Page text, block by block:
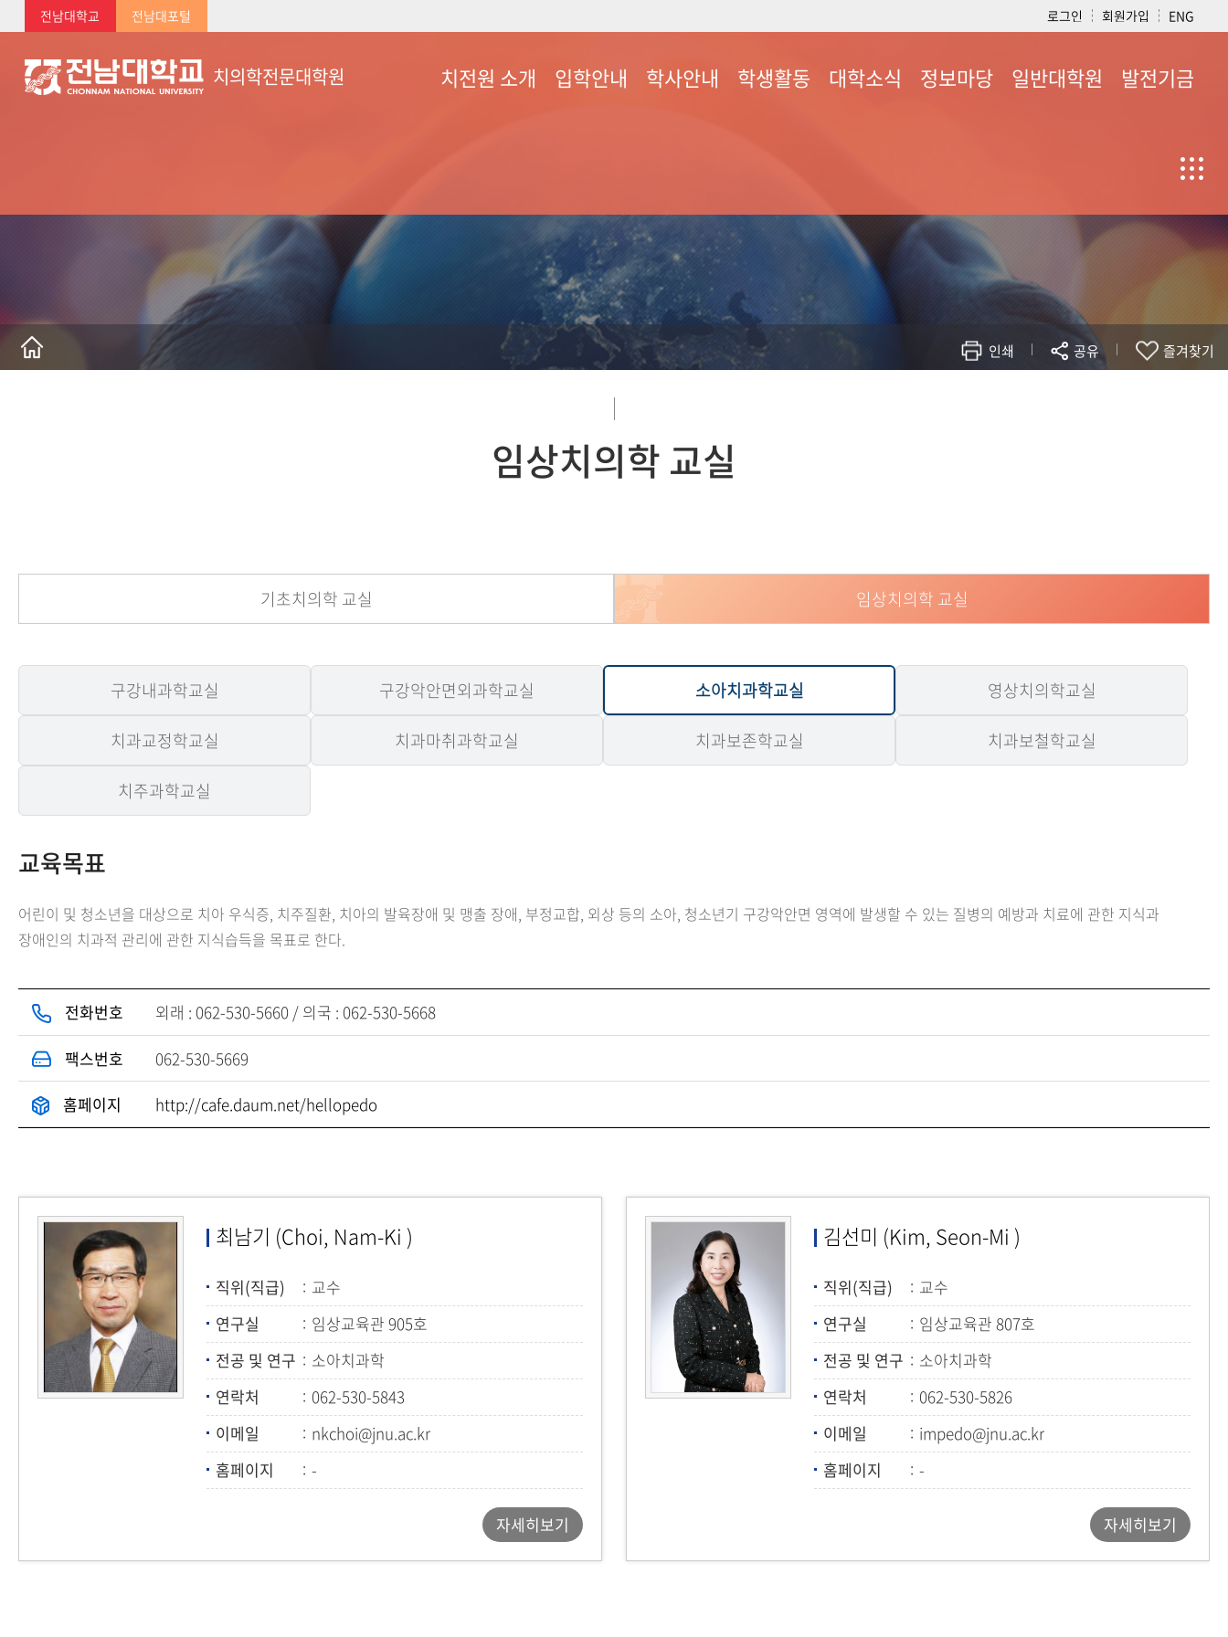
전남대학교 전남대포털 로그인 회원가입 ENG
치의학전문대학원 치전원 소개
연혁
찾아오시는길
입학안내 학사안내
장학금정보
학생활동
학생봉사실적
학생건강검진
대학소식
용봉치인소식
소식지
정보마당
규정 및 지침
자료실
일반대학원
대학원 현황
대학원 학사일정
발전기금
모금액 및 활용실적
인쇄 공유 즐겨찾기
임상치의학 교실
기초치의학 교실 임상치의학 교실
구강내과학교실 구강악안면외과학교실 소아치과학교실 영상치의학교실
치과교정학교실 치과마취과학교실 치과보존학교실 치과보철학교실
치주과학교실
교육목표
어린이 및 청소년을 대상으로 치아 우식증, 치주질환, 치아의 발육장애 및 맹출 장애, 부정교합, 외상 등의 소아, 청소년기 구강악안면 영역에 발생할 수 있는 질병의 예방과 치료에 관한 지식과
장애인의 치과적 관리에 관한 지식습득을 목표로 한다.
전화번호 외래 : 062-530-5660 / 의국 : 062-530-5668
팩스번호
062-530-5669
홈페이지
http://cafe.daum.net/hellopedo
최남기 (Choi, Nam-Ki )
직위(직급)
교수
연구실
임상교육관 905호
전공 및 연구
소아치과학
연락처
062-530-5843
이메일
nkchoi@jnu.ac.kr
홈페이지
-
자세히보기
김선미 (Kim, Seon-Mi )
직위(직급)
교수
연구실
임상교육관 807호
전공 및 연구
소아치과학
연락처
062-530-5826
이메일
impedo@jnu.ac.kr
홈페이지
-
자세히보기